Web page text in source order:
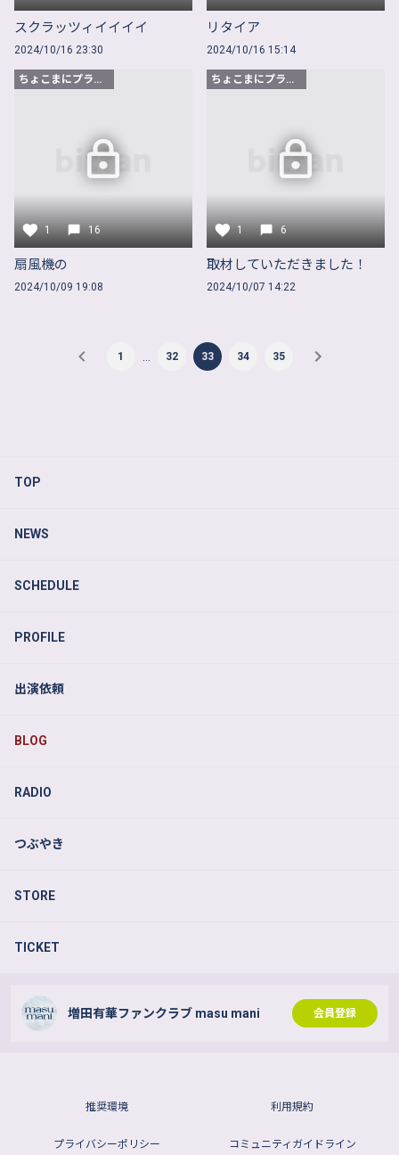
スクラッツィイイイイ
2024/10/16 23:30
リタイア
2024/10/16 15:14
ちょこまにプラン以上
1 16
扇風機の
2024/10/09 19:08
ちょこまにプラン以上
1 6
取材していただきました！
2024/10/07 14:22
1 32 33 34 35
TOP
NEWS
SCHEDULE
PROFILE
出演依頼
BLOG
RADIO
つぶやき
STORE
TICKET
増田有華ファンクラブ masu mani 会員登録
推奨環境 利用規約
プライバシーポリシー コミュニティガイドライン